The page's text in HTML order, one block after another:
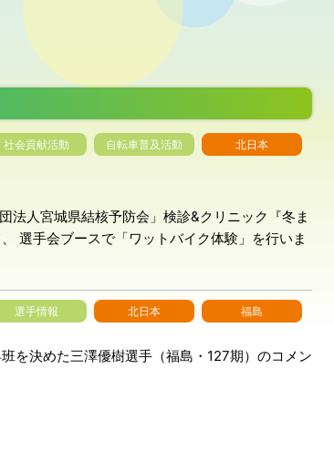
社会貢献活動 自転車普及活動
北日本
法人宮城県結核予防会」検診&クリニック『冬ま
選手会ブースで「ワットバイク体験」を行いま
選手情報 北日本 福島
を決めた三澤優樹選手（福島・127期）のコメン